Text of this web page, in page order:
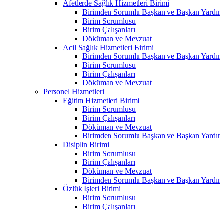
Afetlerde Sağlık Hizmetleri Birimi
Birimden Sorumlu Başkan ve Başkan
Birim Sorumlusu
Birim Çalışanları
Döküman ve Mevzuat
Acil Sağlık Hizmetleri Birimi
Birimden Sorumlu Başkan ve Başkan
Birim Sorumlusu
Birim Çalışanları
Döküman ve Mevzuat
Personel Hizmetleri
Eğitim Hizmetleri Birimi
Birim Sorumlusu
Birim Çalışanları
Döküman ve Mevzuat
Birimden Sorumlu Başkan ve Başkan
Disiplin Birimi
Birim Sorumlusu
Birim Çalışanları
Döküman ve Mevzuat
Birimden Sorumlu Başkan ve Başkan
Özlük İşleri Birimi
Birim Sorumlusu
Birim Çalışanları